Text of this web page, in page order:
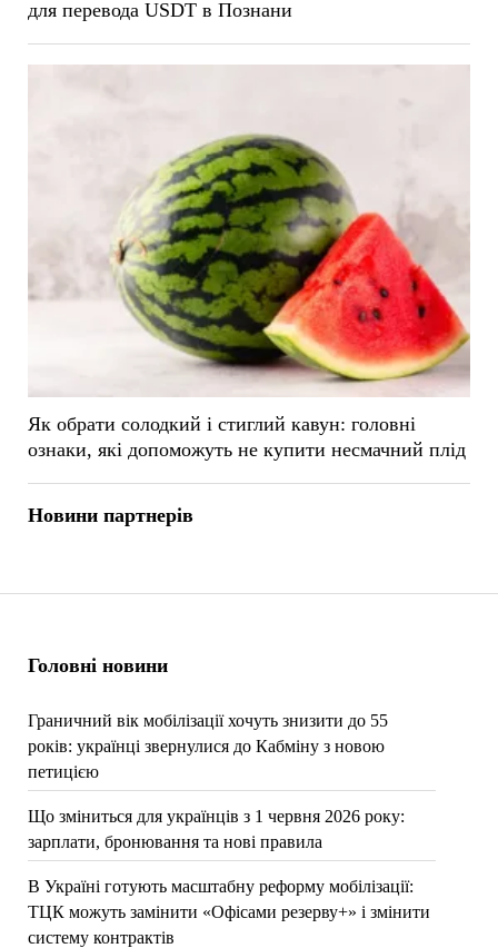
Головні новини
Граничний вік мобілізації хочуть знизити до 55
років: українці звернулися до Кабміну з новою
петицією
Що зміниться для українців з 1 червня 2026 року:
зарплати, бронювання та нові правила
В Україні готують масштабну реформу мобілізації:
ТЦК можуть замінити «Офісами резерву+» і змінити
систему контрактів
для перевода USDT в Познани
Як обрати солодкий і стиглий кавун: головні
ознаки, які допоможуть не купити несмачний плід
Новини партнерів